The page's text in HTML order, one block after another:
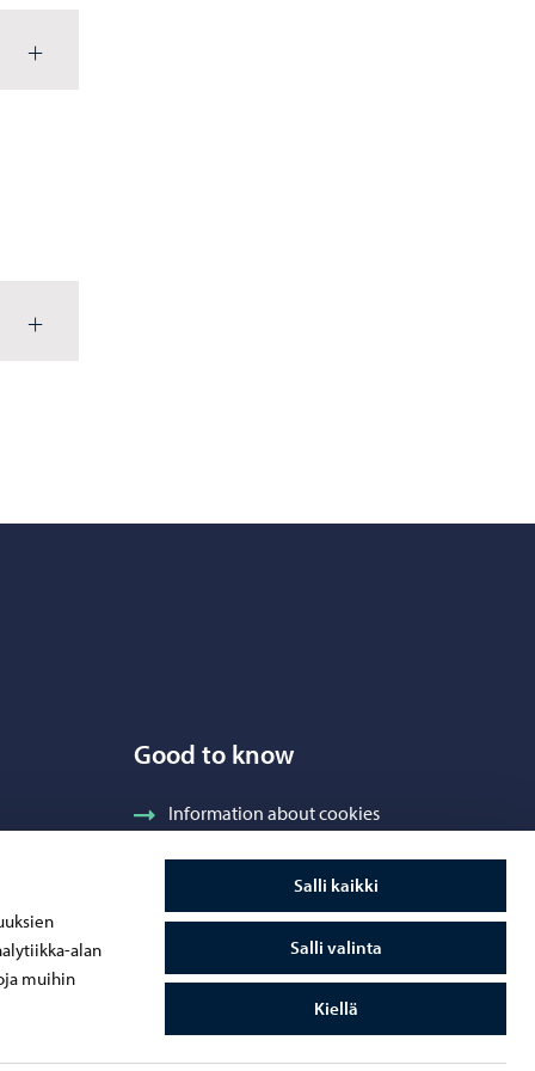
alan
muihin
Salli kaikki
Salli valinta
Kiellä
Good to know
Information about cookies
Accessibility statement
Information and feedback